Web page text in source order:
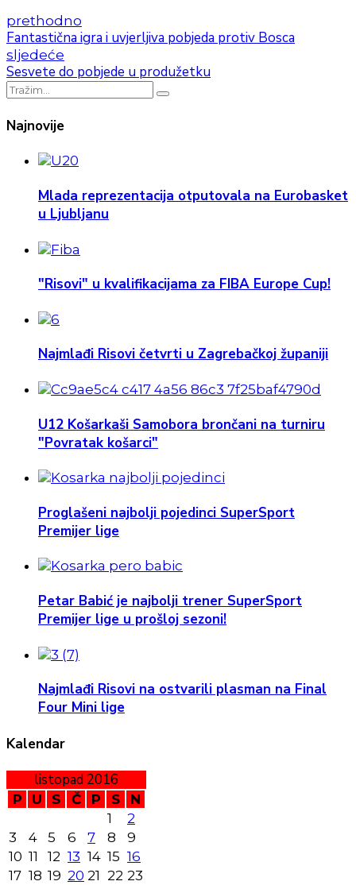
prethodno
Fantastična igra i uvjerljiva pobjeda protiv Bosca
sljedeće
Sesvete do pobjede u produžetku
Najnovije
Mlada reprezentacija otputovala na Eurobasket
u Ljubljanu
"Risovi" u kvalifikacijama za FIBA Europe Cup!
Najmlađi Risovi četvrti u Zagrebačkoj županiji
U12 Košarkaši Samobora brončani na turniru
"Povratak košarci"
Proglašeni najbolji pojedinci SuperSport
Premijer lige
Petar Babić je najbolji trener SuperSport
Premijer lige u prošloj sezoni!
Najmlađi Risovi na ostvarili plasman na Final
Four Mini lige
Kalendar
listopad 2016
P U S Č P S
N
1
2
3
4 5 6 7 8
9
10 11 12 13 14 15 16
17 18 19 20 21 22 23